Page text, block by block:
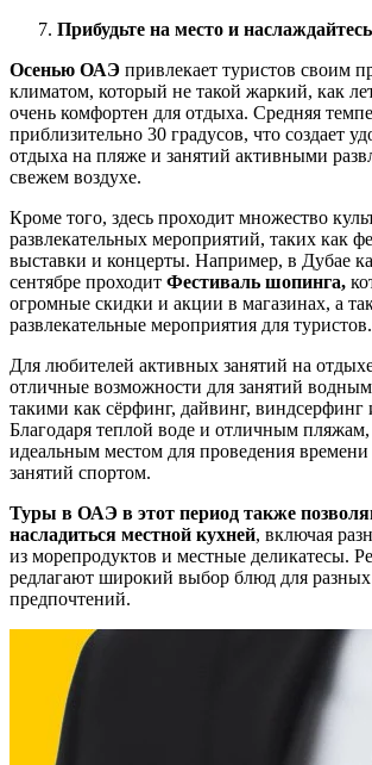
Прибудьте на место и
Осенью ОАЭ привлекает туристов своим
климатом, который не такой жаркий, как
очень комфортен для отдыха. Средняя
приблизительно 30 градусов, что создает
отдыха на пляже и занятий активными
свежем воздухе.
Кроме того, здесь проходит множество
развлекательных мероприятий, таких как
выставки и концерты. Например, в Дубае
сентябре проходит Фестиваль шопинга,
огромные скидки и акции в магазинах, а
развлекательные мероприятия для туристов.
Для любителей активных занятий на
отличные возможности для занятий
такими как сёрфинг, дайвинг, виндсерфинг
Благодаря теплой воде и отличным
идеальным местом для проведения
занятий спортом.
Туры в ОАЭ в этот период также
насладиться местной кухней, включая
из морепродуктов и местные деликатесы.
редлагают широкий выбор блюд для
предпочтений.